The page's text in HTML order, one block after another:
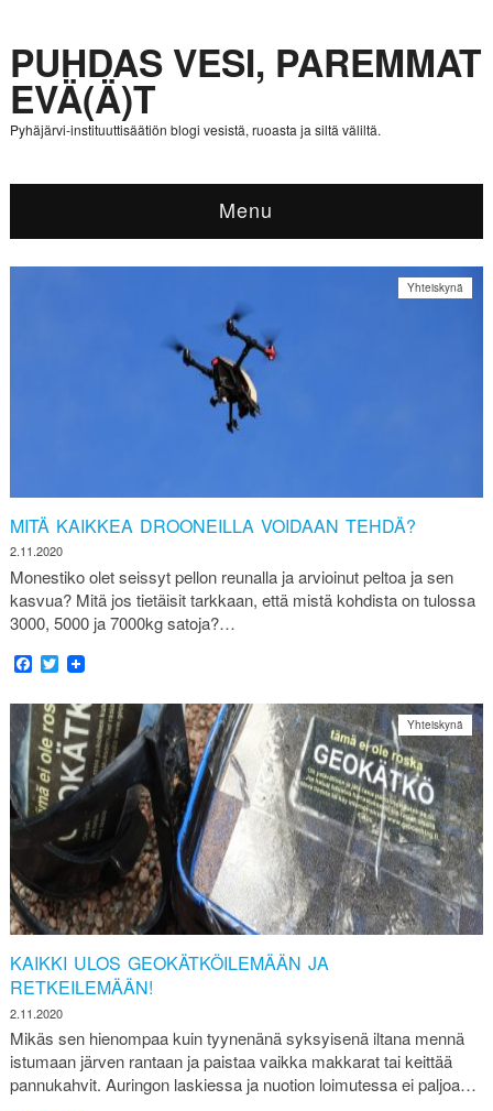
PUHDAS VESI, PAREMMAT
EVÄ(Ä)T
Pyhäjärvi-instituuttisäätiön blogi vesistä, ruoasta ja siltä väliltä.
Menu
MITÄ KAIKKEA DROONEILLA VOIDAAN TEHDÄ?
2.11.2020
Yhteiskynä
Monestiko olet seissyt pellon reunalla ja arvioinut peltoa ja sen
kasvua? Mitä jos tietäisit tarkkaan, että mistä kohdista on tulossa
3000, 5000 ja 7000kg satoja?…
Facebook
Twitter
KAIKKI ULOS GEOKÄTKÖILEMÄÄN JA
RETKEILEMÄÄN!
2.11.2020
Yhteiskynä
Mikäs sen hienompaa kuin tyynenänä syksyisenä iltana mennä
istumaan järven rantaan ja paistaa vaikka makkarat tai keittää
pannukahvit. Auringon laskiessa ja nuotion loimutessa ei paljoa…